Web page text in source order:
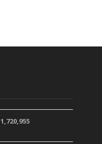
1,720,955